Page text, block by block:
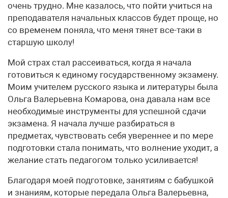
очень трудно. Мне казалось, что пойти учиться на
преподавателя начальных классов будет проще, но
со временем поняла, что меня тянет все-таки в
старшую школу!
Мой страх стал рассеиваться, когда я начала
готовиться к единому государственному экзамену.
Моим учителем русского языка и литературы была
Ольга Валерьевна Комарова, она давала нам все
необходимые инструменты для успешной сдачи
экзамена. Я начала лучше разбираться в
предметах, чувствовать себя увереннее и по мере
подготовки стала понимать, что волнение уходит, а
желание стать педагогом только усиливается!
Благодаря моей подготовке, занятиям с бабушкой
и знаниям, которые передала Ольга Валерьевна,